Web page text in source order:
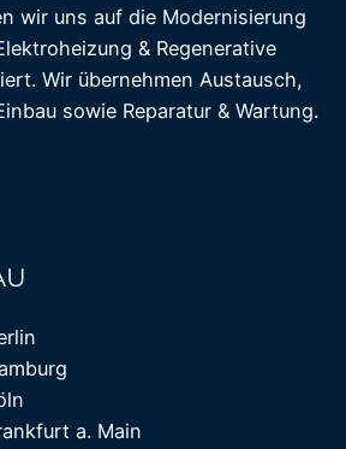
wir uns auf die Modernisierung
& Regenerative
Wir übernehmen Austausch,
sowie Reparatur & Wartung.
a. Main